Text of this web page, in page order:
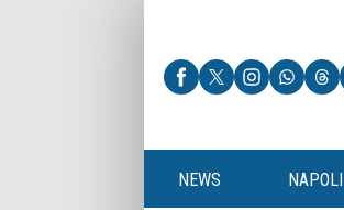
NEWS NAPOLI